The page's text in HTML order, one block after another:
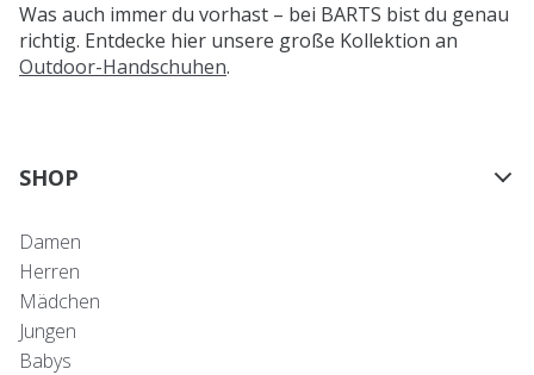
Was auch immer du vorhast – bei BARTS bist du genau
richtig. Entdecke hier unsere große Kollektion an
Outdoor-Handschuhen.
SHOP
Damen
Herren
Mädchen
Jungen
Babys